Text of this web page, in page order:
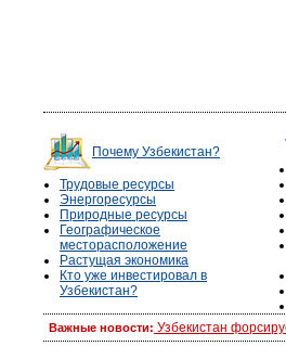
Почему Узбекистан?
Трудовые ресурсы
Энергоресурсы
Природные ресурсы
Географическое
месторасположение
Растущая экономика
Кто уже инвестировал в
Узбекистан?
Важные новости: Узбекистан